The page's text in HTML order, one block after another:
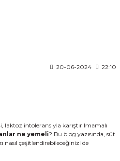
20-06-2024 22:10
laktoz intoleransıyla karıştırılmamalı
ne yemeli? Bu blog yazısında, süt
nasıl çeşitlendirebileceğinizi de